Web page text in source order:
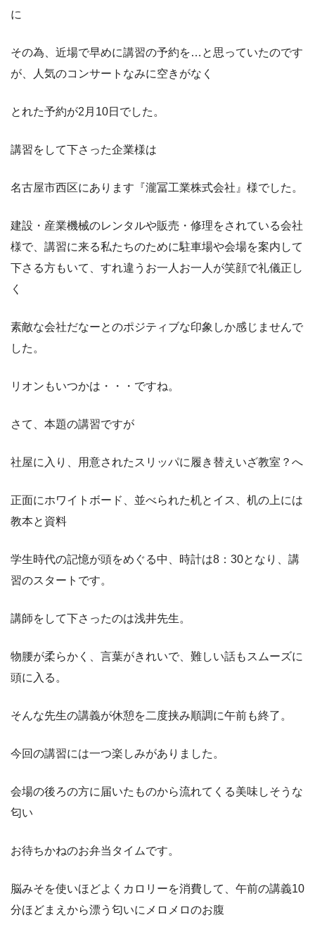
に
その為、近場で早めに講習の予約を…と思っていたのです
が、人気のコンサートなみに空きがなく
とれた予約が2月10日でした。
講習をして下さった企業様は
名古屋市西区にあります『瀧冨工業株式会社』様でした。
建設・産業機械のレンタルや販売・修理をされている会社
様で、講習に来る私たちのために駐車場や会場を案内して
下さる方もいて、すれ違うお一人お一人が笑顔で礼儀正し
く
素敵な会社だなーとのポジティブな印象しか感じませんで
した。
リオンもいつかは・・・ですね。
さて、本題の講習ですが
社屋に入り、用意されたスリッパに履き替えいざ教室？へ
正面にホワイトボード、並べられた机とイス、机の上には
教本と資料
学生時代の記憶が頭をめぐる中、時計は8：30となり、講
習のスタートです。
講師をして下さったのは浅井先生。
物腰が柔らかく、言葉がきれいで、難しい話もスムーズに
頭に入る。
そんな先生の講義が休憩を二度挟み順調に午前も終了。
今回の講習には一つ楽しみがありました。
会場の後ろの方に届いたものから流れてくる美味しそうな
匂い
お待ちかねのお弁当タイムです。
脳みそを使いほどよくカロリーを消費して、午前の講義10
分ほどまえから漂う匂いにメロメロのお腹